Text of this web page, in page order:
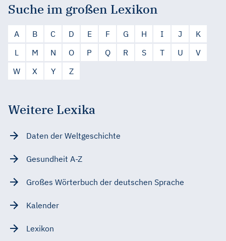
Suche im großen Lexikon
A B C D E F G H I J
K
L
M N O P Q R S T U
V
W
X Y Z
Weitere Lexika
Daten der Weltgeschichte
Gesundheit A-Z
Großes Wörterbuch der deutschen Sprache
Kalender
Lexikon